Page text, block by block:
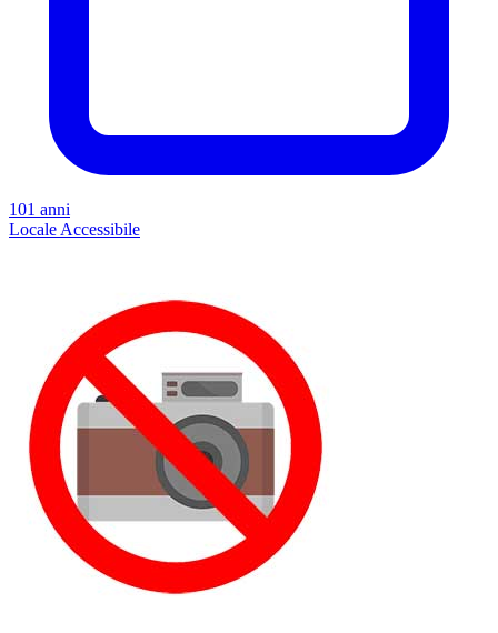
101 anni
Locale Accessibile